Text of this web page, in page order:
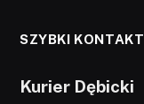
SZYBKI KONTAKT
Kurier Dębicki